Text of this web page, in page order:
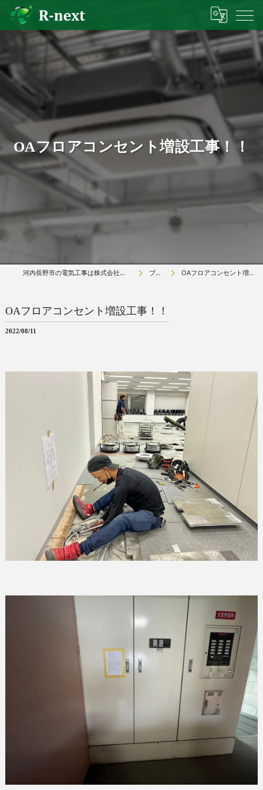
OAフロアコンセント増設工事！！
河内長野市の電気工事は株式会社アールネクスト ブログ OAフロアコンセント増設工事！！
OAフロアコンセント増設工事！！
2022/08/11